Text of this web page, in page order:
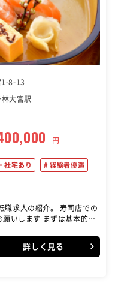
1-8-13
大宮駅
円
社宅あり 経験者優遇
紹介。 寿司店での
いします まずは基本的な
詳しく見る